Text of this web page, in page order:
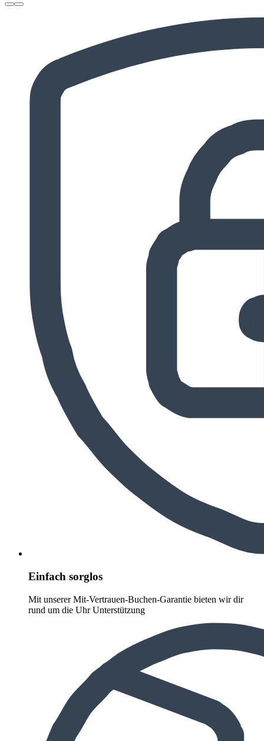
Einfach sorglos
Mit unserer Mit-Vertrauen-Buchen-Garantie bieten wir dir
rund um die Uhr Unterstützung